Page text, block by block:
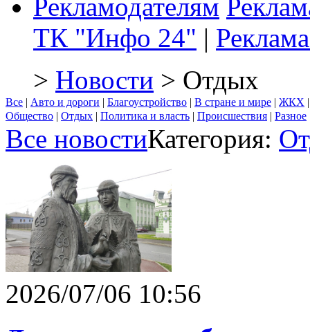
Рекламодателям
ТК "Инфо 24" |
> Новости > Отдых
Все | Авто и дороги | Благоустройство | В стране и мире | ЖКХ
Общество | Отдых | Политика и власть | Происшествия | Разное
Все новостиКатегория:
2026/07/06 10:56